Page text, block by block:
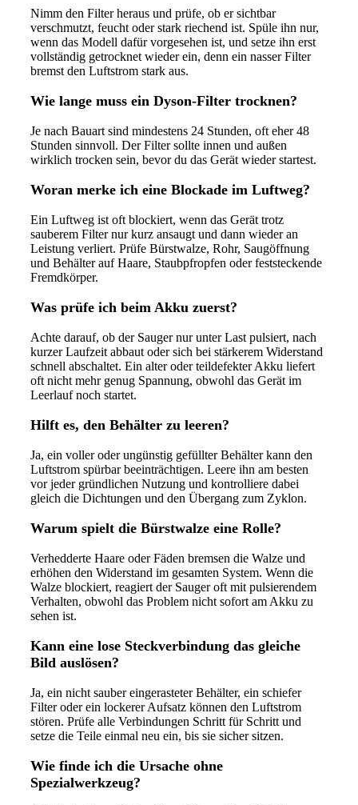
Nimm den Filter heraus und prüfe, ob er sichtbar
verschmutzt, feucht oder stark riechend ist. Spüle ihn nur,
wenn das Modell dafür vorgesehen ist, und setze ihn erst
vollständig getrocknet wieder ein, denn ein nasser Filter
bremst den Luftstrom stark aus.
Wie lange muss ein Dyson-Filter trocknen?
Je nach Bauart sind mindestens 24 Stunden, oft eher 48
Stunden sinnvoll. Der Filter sollte innen und außen
wirklich trocken sein, bevor du das Gerät wieder startest.
Woran merke ich eine Blockade im Luftweg?
Ein Luftweg ist oft blockiert, wenn das Gerät trotz
sauberem Filter nur kurz ansaugt und dann wieder an
Leistung verliert. Prüfe Bürstwalze, Rohr, Saugöffnung
und Behälter auf Haare, Staubpfropfen oder feststeckende
Fremdkörper.
Was prüfe ich beim Akku zuerst?
Achte darauf, ob der Sauger nur unter Last pulsiert, nach
kurzer Laufzeit abbaut oder sich bei stärkerem Widerstand
schnell abschaltet. Ein alter oder teildefekter Akku liefert
oft nicht mehr genug Spannung, obwohl das Gerät im
Leerlauf noch startet.
Hilft es, den Behälter zu leeren?
Ja, ein voller oder ungünstig gefüllter Behälter kann den
Luftstrom spürbar beeinträchtigen. Leere ihn am besten
vor jeder gründlichen Nutzung und kontrolliere dabei
gleich die Dichtungen und den Übergang zum Zyklon.
Warum spielt die Bürstwalze eine Rolle?
Verhedderte Haare oder Fäden bremsen die Walze und
erhöhen den Widerstand im gesamten System. Wenn die
Walze blockiert, reagiert der Sauger oft mit pulsierendem
Verhalten, obwohl das Problem nicht sofort am Akku zu
sehen ist.
Kann eine lose Steckverbindung das gleiche
Bild auslösen?
Ja, ein nicht sauber eingerasteter Behälter, ein schiefer
Filter oder ein lockerer Aufsatz können den Luftstrom
stören. Prüfe alle Verbindungen Schritt für Schritt und
setze die Teile einmal neu ein, bis sie sicher sitzen.
Wie finde ich die Ursache ohne
Spezialwerkzeug?